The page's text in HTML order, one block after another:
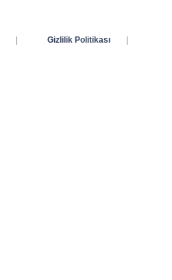
| Gizlilik Politikası
|